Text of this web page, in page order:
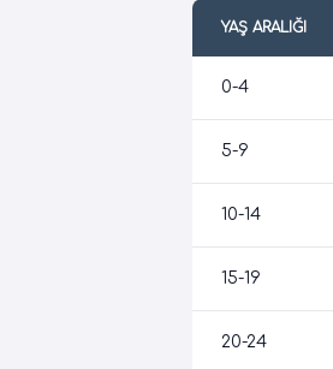
YAŞ ARALIĞI
0-4
5-9
10-14
15-19
20-24